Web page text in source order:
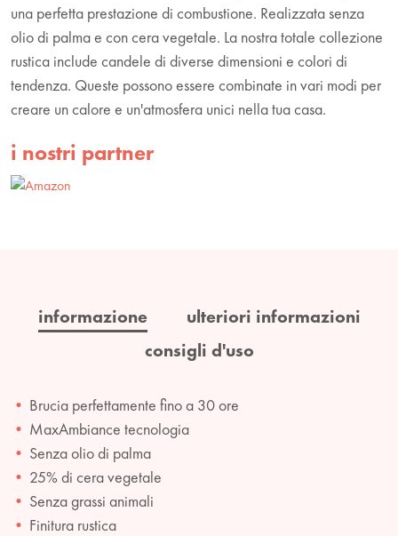
una perfetta prestazione di combustione. Realizzata senza
olio di palma e con cera vegetale. La nostra totale collezione
rustica include candele di diverse dimensioni e colori di
tendenza. Queste possono essere combinate in vari modi per
creare un calore e un'atmosfera unici nella tua casa.
i nostri partner
informazione
ulteriori informazioni
consigli d'uso
Brucia perfettamente fino a 30 ore
MaxAmbiance tecnologia
Senza olio di palma
25% di cera vegetale
Senza grassi animali
Finitura rustica